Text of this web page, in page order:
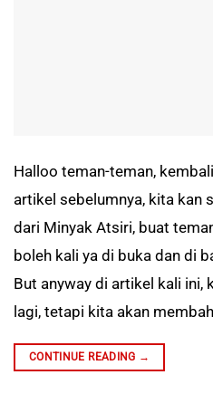
Halloo teman-teman,
artikel sebelumnya, kita kan
dari Minyak Atsiri, buat
boleh kali ya di buka dan di
But anyway di artikel kali ini,
lagi, tetapi kita akan
CONTINUE READING →